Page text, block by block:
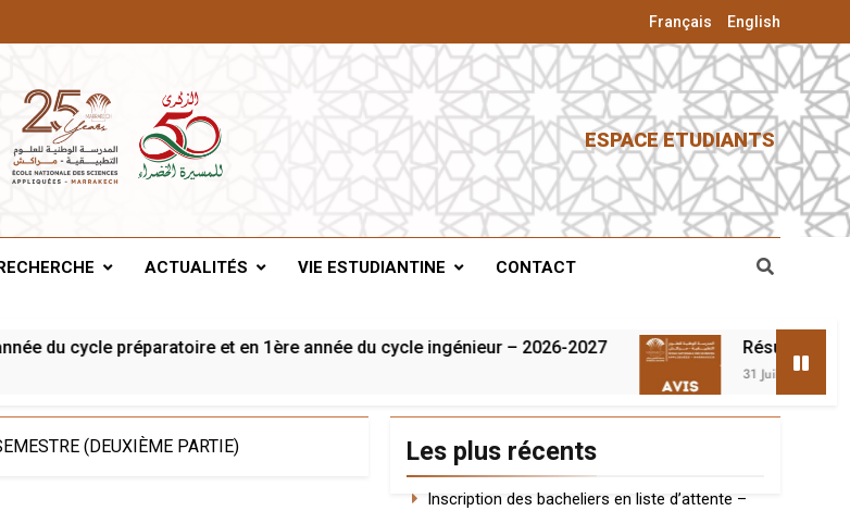
Français English
ESPACE ETUDIANTS
ACTUALITÉS VIE ESTUDIANTINE CONTACT
cycle préparatoire et en 1ère année du cycle ingénieur – 2026-2027 Résultats du
31 Juillet 2026
(DEUXIÈME PARTIE) Les plus récents
Inscription des bacheliers en liste d’attente –